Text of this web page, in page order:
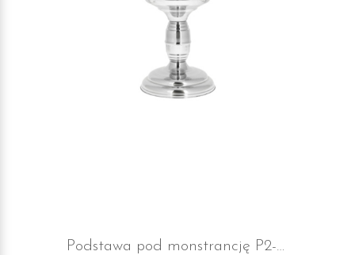
Podstawa pod monstrancję P2-B z suknem chromowana